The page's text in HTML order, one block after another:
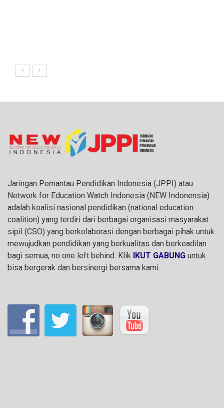
Jaringan Pemantau Pendidikan Indonesia (JPPI) atau
Network for Education Watch Indonesia (NEW Indonensia)
adalah koalisi nasional pendidikan (national education
coalition) yang terdiri dari berbagai organisasi masyarakat
sipil (CSO) yang berkolaborasi dengan berbagai pihak untuk
mewujudkan pendidikan yang berkualitas dan berkeadilan
bagi semua, no one left behind. Klik IKUT GABUNG untuk
bisa bergerak dan bersinergi bersama kami.